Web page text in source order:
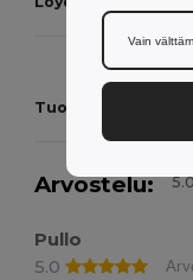
Tuotearvostelut
Arvostelu:
Pullo
5.0
Vain